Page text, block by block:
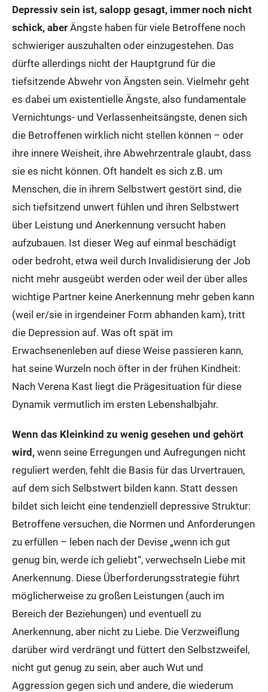
Depressiv sein ist, salopp gesagt, immer noch nicht
schick, aber Ängste haben für viele Betroffene noch
schwieriger auszuhalten oder einzugestehen. Das
dürfte allerdings nicht der Hauptgrund für die
tiefsitzende Abwehr von Ängsten sein. Vielmehr geht
es dabei um existentielle Ängste, also fundamentale
Vernichtungs- und Verlassenheitsängste, denen sich
die Betroffenen wirklich nicht stellen können – oder
ihre innere Weisheit, ihre Abwehrzentrale glaubt, dass
sie es nicht können. Oft handelt es sich z.B. um
Menschen, die in ihrem Selbstwert gestört sind, die
sich tiefsitzend unwert fühlen und ihren Selbstwert
über Leistung und Anerkennung versucht haben
aufzubauen. Ist dieser Weg auf einmal beschädigt
oder bedroht, etwa weil durch Invalidisierung der Job
nicht mehr ausgeübt werden oder weil der über alles
wichtige Partner keine Anerkennung mehr geben kann
(weil er/sie in irgendeiner Form abhanden kam), tritt
die Depression auf. Was oft spät im
Erwachsenenleben auf diese Weise passieren kann,
hat seine Wurzeln noch öfter in der frühen Kindheit:
Nach Verena Kast liegt die Prägesituation für diese
Dynamik vermutlich im ersten Lebenshalbjahr.
Wenn das Kleinkind zu wenig gesehen und gehört
wird, wenn seine Erregungen und Aufregungen nicht
reguliert werden, fehlt die Basis für das Urvertrauen,
auf dem sich Selbstwert bilden kann. Statt dessen
bildet sich leicht eine tendenziell depressive Struktur:
Betroffene versuchen, die Normen und Anforderungen
zu erfüllen – leben nach der Devise „wenn ich gut
genug bin, werde ich geliebt“, verwechseln Liebe mit
Anerkennung. Diese Überforderungsstrategie führt
möglicherweise zu großen Leistungen (auch im
Bereich der Beziehungen) und eventuell zu
Anerkennung, aber nicht zu Liebe. Die Verzweiflung
darüber wird verdrängt und füttert den Selbstzweifel,
nicht gut genug zu sein, aber auch Wut und
Aggression gegen sich und andere, die wiederum